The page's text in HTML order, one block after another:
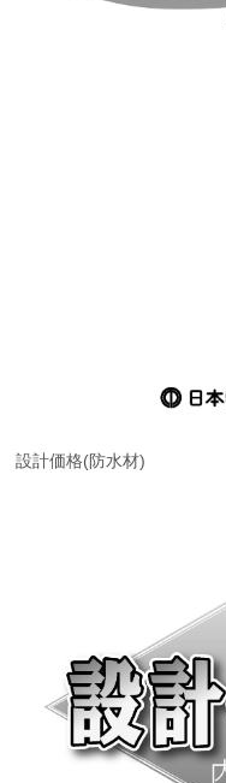
設計価格(防水材)